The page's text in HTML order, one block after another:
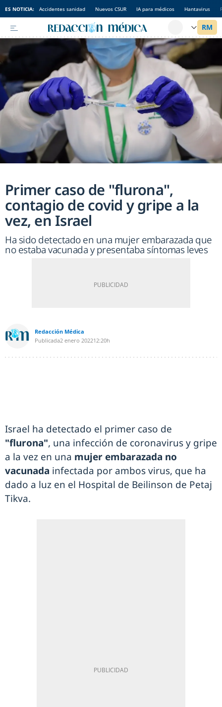
ES NOTICIA: Accidentes sanidad Nuevos CSUR IA para médicos Hantavirus
Primer caso de "flurona",
contagio de covid y gripe a la
vez, en Israel
Ha sido detectado en una mujer embarazada que
no estaba vacunada y presentaba síntomas leves
Redacción Médica
Publicada2 enero 202212:20h
Israel ha detectado el primer caso de
"flurona", una infección de coronavirus y gripe
a la vez en una mujer embarazada no
vacunada infectada por ambos virus, que ha
dado a luz en el Hospital de Beilinson de Petaj
Tikva.